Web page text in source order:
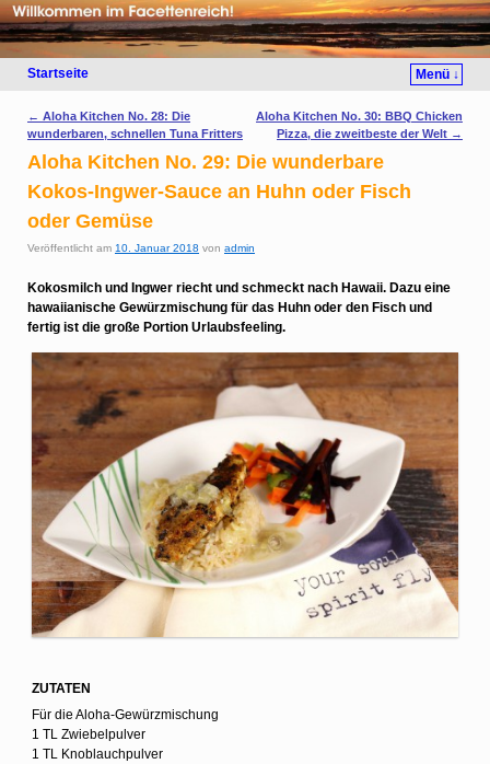
Startseite Menü ↓
Artikelnavigation
← Aloha Kitchen No. 28: Die
wunderbaren, schnellen Tuna Fritters
Aloha Kitchen No. 30: BBQ Chicken
Pizza, die zweitbeste der Welt →
Aloha Kitchen No. 29: Die wunderbare
Kokos-Ingwer-Sauce an Huhn oder Fisch
oder Gemüse
Veröffentlicht am 10. Januar 2018 von admin
Kokosmilch und Ingwer riecht und schmeckt nach Hawaii. Dazu eine
hawaiianische Gewürzmischung für das Huhn oder den Fisch und
fertig ist die große Portion Urlaubsfeeling.
ZUTATEN
Für die Aloha-Gewürzmischung
1 TL Zwiebelpulver
1 TL Knoblauchpulver